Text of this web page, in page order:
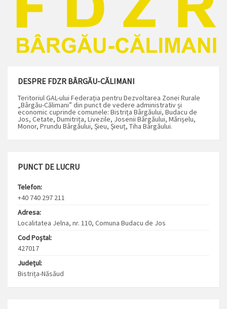
DESPRE FDZR BÂRGĂU-CĂLIMANI
Teritoriul GAL-ului Federația pentru Dezvoltarea Zonei Rurale
„Bârgău-Călimani” din punct de vedere administrativ și
economic cuprinde comunele: Bistrița Bârgăului, Budacu de
Jos, Cetate, Dumitrița, Livezile, Josenii Bârgăului, Mărișelu,
Monor, Prundu Bârgăului, Șieu, Șieuț, Tiha Bârgăului.
PUNCT DE LUCRU
Telefon:
+40 740 297 211
Adresa:
Localitatea Jelna, nr. 110, Comuna Budacu de Jos
Cod Poștal:
427017
Județul:
Bistrița-Năsăud